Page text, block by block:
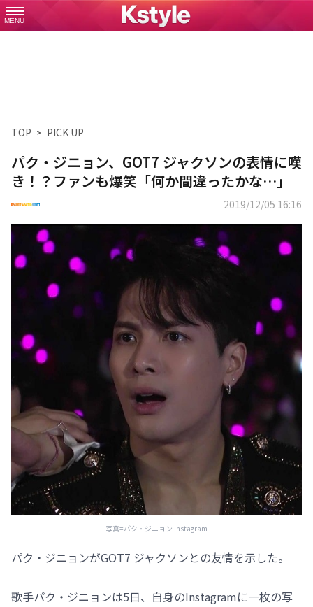
MENU
TOP PICK UP
パク・ジニョン、GOT7 ジャクソンの表情に嘆
き！？ファンも爆笑「何か間違ったかな…」
2019/12/05 16:16
写真=パク・ジニョン Instagram
パク・ジニョンがGOT7 ジャクソンとの友情を示した。
歌手パク・ジニョンは5日、自身のInstagramに一枚の写